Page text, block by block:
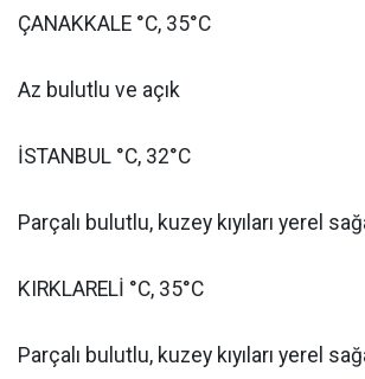
ÇANAKKALE °C, 35°C
Az bulutlu ve açık
İSTANBUL °C, 32°C
Parçalı bulutlu, kuzey kıyıları yerel
KIRKLARELİ °C, 35°C
Parçalı bulutlu, kuzey kıyıları yerel